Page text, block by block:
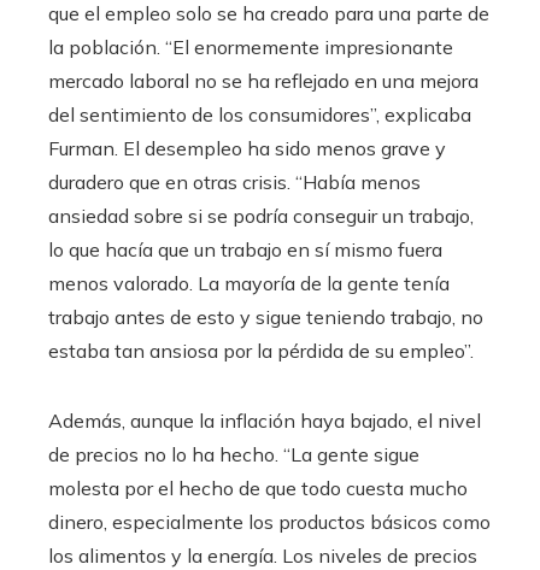
que el empleo solo se ha creado para una parte de
la población. “El enormemente impresionante
mercado laboral no se ha reflejado en una mejora
del sentimiento de los consumidores”, explicaba
Furman. El desempleo ha sido menos grave y
duradero que en otras crisis. “Había menos
ansiedad sobre si se podría conseguir un trabajo,
lo que hacía que un trabajo en sí mismo fuera
menos valorado. La mayoría de la gente tenía
trabajo antes de esto y sigue teniendo trabajo, no
estaba tan ansiosa por la pérdida de su empleo”.
Además, aunque la inflación haya bajado, el nivel
de precios no lo ha hecho. “La gente sigue
molesta por el hecho de que todo cuesta mucho
dinero, especialmente los productos básicos como
los alimentos y la energía. Los niveles de precios